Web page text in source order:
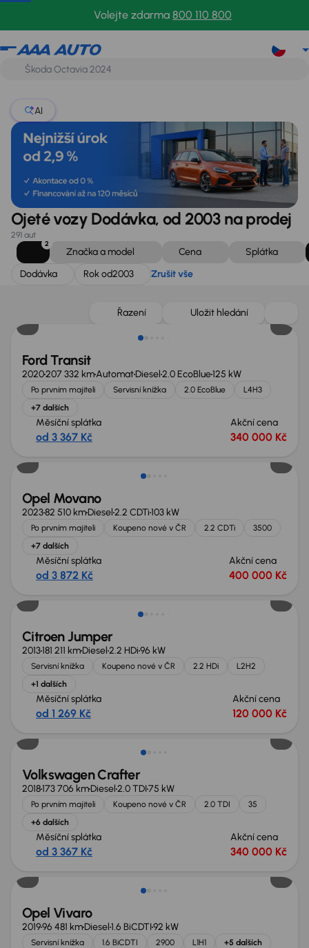
Volejte zdarma 800 110 800
Dodávka
AI
Ojeté vozy Dodávka, od 2003 na prodej
291 aut
2
Značka a model Cena
Splátka
Dodávka
Rok od2003 Zrušit vše
Řazení Uložit hledání
Zlevněno o 50 000 Kč
Ford Transit
2020207 332 kmAutomatDiesel2.0 EcoBlue125 kW
Po prvním majiteli Servisní knížka 2.0 EcoBlue
L4H3
+7 dalších
Měsíční splátka
od 3 367 Kč
Akční cena
340 000 Kč
Možnost odpočtu DPH
Opel Movano
202382 510 kmDiesel2.2 CDTi103 kW
Po prvním majiteli Koupeno nové v ČR 2.2 CDTi
3500
+7 dalších
Měsíční splátka
od 3 872 Kč
Akční cena
400 000 Kč
Zlevněno o 50 000 Kč
Citroen Jumper
2013181 211 kmDiesel2.2 HDi96 kW
Servisní knížka Koupeno nové v ČR 2.2 HDi
L2H2
+1 dalších
Měsíční splátka
od 1 269 Kč
Akční cena
120 000 Kč
Zlevněno o 20 000 Kč
Volkswagen Crafter
2018173 706 kmDiesel2.0 TDI75 kW
Po prvním majiteli Koupeno nové v ČR 2.0 TDI
35
+6 dalších
Měsíční splátka
od 3 367 Kč
Akční cena
340 000 Kč
Zlevněno o 70 000 Kč
Opel Vivaro
201996 481 kmDiesel1.6 BiCDTI92 kW
Servisní knížka 1.6 BiCDTI 2900 L1H1 +5 dalších